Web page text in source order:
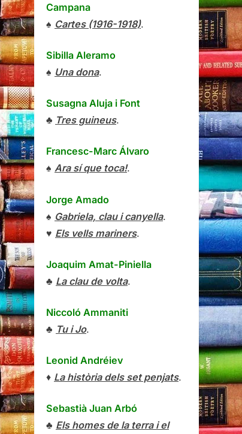
Campana
♠ Cartes (1916-1918).
Sibilla Aleramo
♠ Una dona.
Susagna Aluja i Font
♣ Tres guineus.
Francesc-Marc Álvaro
♠ Ara sí que toca!.
Jorge Amado
♠ Gabriela, clau i canyella.
♥ Els vells mariners.
Joaquim Amat-Piniella
♣ La clau de volta.
Niccoló Ammaniti
♣ Tu i Jo.
Leonid Andréiev
♦ La història dels set penjats.
Sebastià Juan Arbó
♣ Els homes de la terra i el